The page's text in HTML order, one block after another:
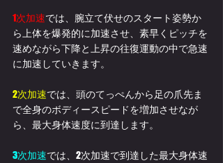
1次加速では、腕立て伏せのスタート姿勢か
ら上体を爆発的に加速させ、素早くピッチを
速めながら下降と上昇の往復運動の中で急速
に加速していきます。
2次加速では、頭のてっぺんから足の爪先ま
で全身のボディースピードを増加させなが
ら、最大身体速度に到達します。﻿
3次加速では、2次加速で到達した最大身体速